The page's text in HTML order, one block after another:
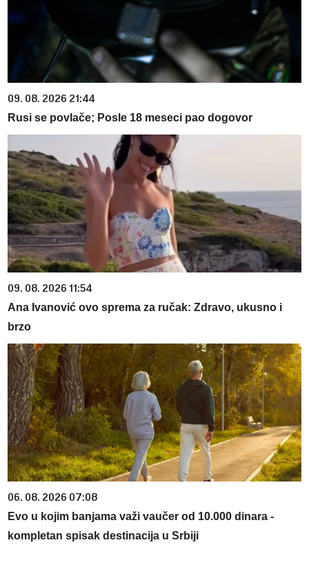
09. 08. 2026 21:44
Rusi se povlače; Posle 18 meseci pao dogovor
09. 08. 2026 11:54
Ana Ivanović ovo sprema za ručak: Zdravo, ukusno i
brzo
06. 08. 2026 07:08
Evo u kojim banjama važi vaučer od 10.000 dinara -
kompletan spisak destinacija u Srbiji